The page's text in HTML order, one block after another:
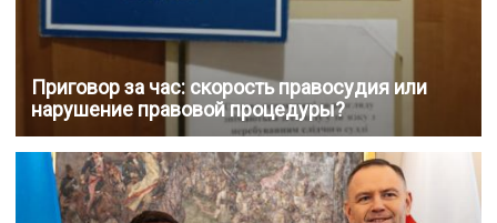
Приговор за час: скорость правосудия или
нарушение правовой процедуры?